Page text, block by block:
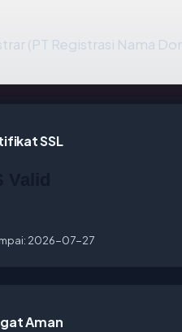
(PT Registrasi Nama
SSL
2026-07-27
Aman